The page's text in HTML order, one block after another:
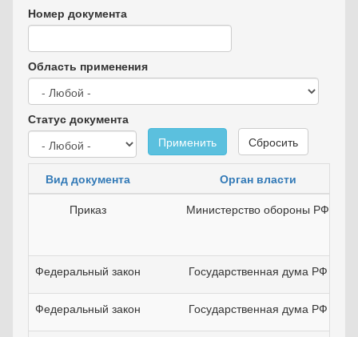
Номер документа
Область применения
Статус документа
Применить
Сбросить
Вид документа
Орган власти
Приказ
Министерство обороны РФ
Федеральный закон Государственная дума РФ
Федеральный закон Государственная дума РФ